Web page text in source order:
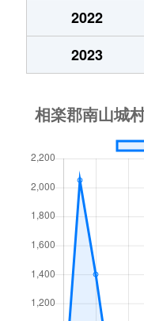
2022
2023